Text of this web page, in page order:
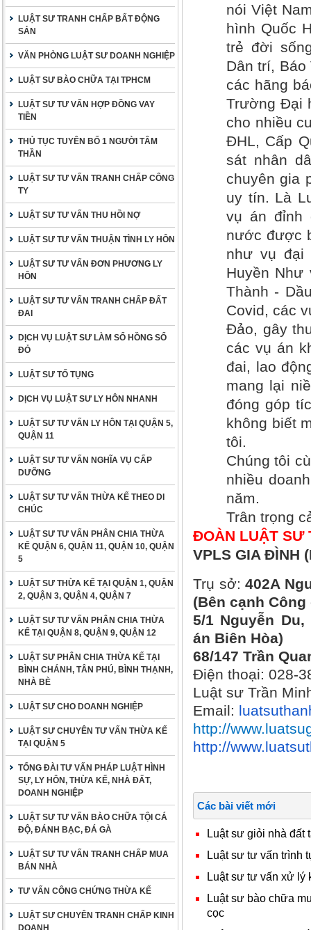
LUẬT SƯ TRANH CHẤP BẤT ĐỘNG
SẢN
VĂN PHÒNG LUẬT SƯ DOANH NGHIỆP
LUẬT SƯ BÀO CHỮA TẠI TPHCM
LUẬT SƯ TƯ VẤN HỢP ĐỒNG VAY
TIỀN
THỦ TỤC TUYÊN BỐ 1 NGƯỜI TÂM
THẦN
LUẬT SƯ TƯ VẤN TRANH CHẤP CÔNG
TY
LUẬT SƯ TƯ VẤN THU HỒI NỢ
LUẬT SƯ TƯ VẤN THUẬN TÌNH LY HÔN
LUẬT SƯ TƯ VẤN ĐƠN PHƯƠNG LY
HÔN
LUẬT SƯ TƯ VẤN TRANH CHẤP ĐẤT
ĐAI
DỊCH VỤ LUẬT SƯ LÀM SỔ HỒNG SỔ
ĐỎ
LUẬT SƯ TỐ TỤNG
DỊCH VỤ LUẬT SƯ LY HÔN NHANH
LUẬT SƯ TƯ VẤN LY HÔN TẠI QUẬN 5,
QUẬN 11
LUẬT SƯ TƯ VẤN NGHĨA VỤ CẤP
DƯỠNG
LUẬT SƯ TƯ VẤN THỪA KẾ THEO DI
CHÚC
LUẬT SƯ TƯ VẤN PHÂN CHIA THỪA
KẾ QUẬN 6, QUẬN 11, QUẬN 10, QUẬN
5
LUẬT SƯ THỪA KẾ TẠI QUẬN 1, QUẬN
2, QUẬN 3, QUẬN 4, QUẬN 7
LUẬT SƯ TƯ VẤN PHÂN CHIA THỪA
KẾ TẠI QUẬN 8, QUẬN 9, QUẬN 12
LUẬT SƯ PHÂN CHIA THỪA KẾ TẠI
BÌNH CHÁNH, TÂN PHÚ, BÌNH THẠNH,
NHÀ BÈ
LUẬT SƯ CHO DOANH NGHIỆP
LUẬT SƯ CHUYÊN TƯ VẤN THỪA KẾ
TẠI QUẬN 5
TỔNG ĐÀI TƯ VẤN PHÁP LUẬT HÌNH
SỰ, LY HÔN, THỪA KẾ, NHÀ ĐẤT,
DOANH NGHIỆP
LUẬT SƯ TƯ VẤN BÀO CHỮA TỘI CÁ
ĐỘ, ĐÁNH BẠC, ĐÁ GÀ
LUẬT SƯ TƯ VẤN TRANH CHẤP MUA
BÁN NHÀ
TƯ VẤN CÔNG CHỨNG THỪA KẾ
LUẬT SƯ CHUYÊN TRANH CHẤP KINH
DOANH
nói Việt
hình Quốc
trẻ đời
Dân trí,
các hãng
Trường Đại
cho nhiều
ĐHL, Cấp
sát nhân
chuyên gia
uy tín. Là
vụ án đỉnh
nước được
như vụ đại
Huyền Như
Thành -
Covid, các
Đảo, gây
các vụ án
đai, lao
mang lại
đóng góp
không biết
tôi.
Chúng tôi
nhiều
năm.
Trân trọng
ĐOÀN LUẬT SƯ
VPLS GIA ĐÌNH
Trụ sở:402A
(Bên cạnh
5/1 Nguyễn
án Biên Hòa)
68/147 Trần
Điện thoại: 028-
Luật sư Trần
Email:
http://
http://
Các bài viết mới
Luật sư giỏi nhà đất
Luật sư tư vấn trình
Luật sư tư vấn xử lý
Luật sư bào chữa
cọc